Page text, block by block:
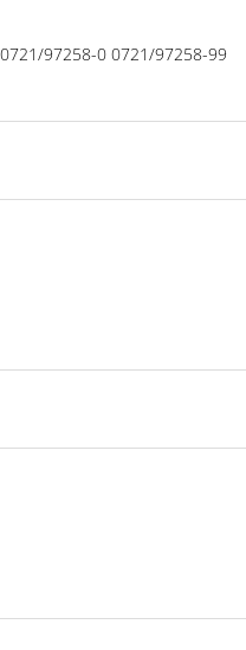
97258-0 0721/97258-99